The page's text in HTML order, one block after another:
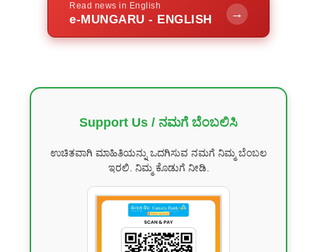
Read news in English
e-MUNGARU - ENGLISH →
Support Us / ನಮಗೆ ಬೆಂಬಲಿಸಿ
ಉಚಿತವಾಗಿ ಮಾಹಿತಿಯನ್ನು ಒದಗಿಸುವ ನಮಗೆ ನಿಮ್ಮ ಬೆಂಬಲ
ಇರಲಿ. ನಿಮ್ಮ ಕೊಡುಗೆ ನೀಡಿ.